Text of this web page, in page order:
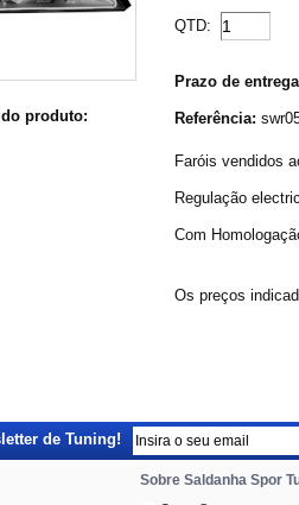
produto:
QTD:
Prazo de
Referência:
Faróis vendidos
Regulação
Com
Os preços
de Tuning!
Sobre Saldanha Spor